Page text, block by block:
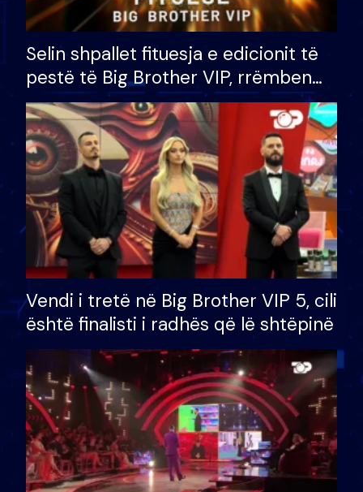
Selin shpallet fituesja e edicionit të
pestë të Big Brother VIP, rrëmben
çmimin e madh prej 100 mijë eurosh
Vendi i tretë në Big Brother VIP 5, cili
është finalisti i radhës që lë shtëpinë